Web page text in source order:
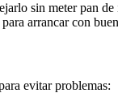
sin meter pan
arrancar con
evitar problemas: